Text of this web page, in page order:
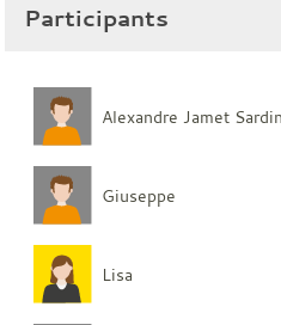
Participants
Alexandre Jamet Sardin
Giuseppe
Lisa